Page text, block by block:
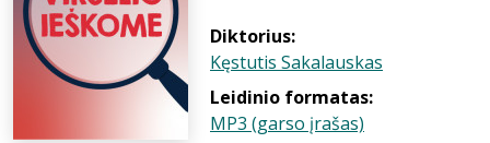
Diktorius:
Kęstutis Sakalauskas
Leidinio formatas:
MP3 (garso įrašas)